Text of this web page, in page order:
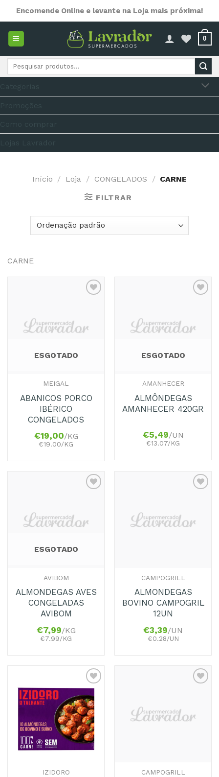
content
Encomende Online e levante na Loja mais próxima!
0
Pesquisar
Início / Loja / CONGELADOS / CARNE
FILTRAR
CARNE
Favoritos
ESGOTADO
MEIGAL
ABANICOS PORCO
IBÉRICO
CONGELADOS
€19,00/KG
€19.00/KG
Favoritos
ESGOTADO
AMANHECER
ALMÔNDEGAS
AMANHECER 420GR
€5,49/UN
€13.07/KG
Favoritos
ESGOTADO
AVIBOM
ALMONDEGAS AVES
CONGELADAS
AVIBOM
€7,99/KG
€7.99/KG
Favoritos
CAMPOGRILL
ALMONDEGAS
BOVINO CAMPOGRIL
12UN
€3,39/UN
€0.28/UN
Adicionar
aos
Favoritos
IZIDORO
Favoritos
CAMPOGRILL